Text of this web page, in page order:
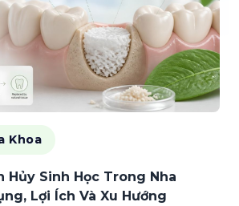
Khoa
Hủy Sinh Học Trong Nha
Lợi Ích Và Xu Hướng